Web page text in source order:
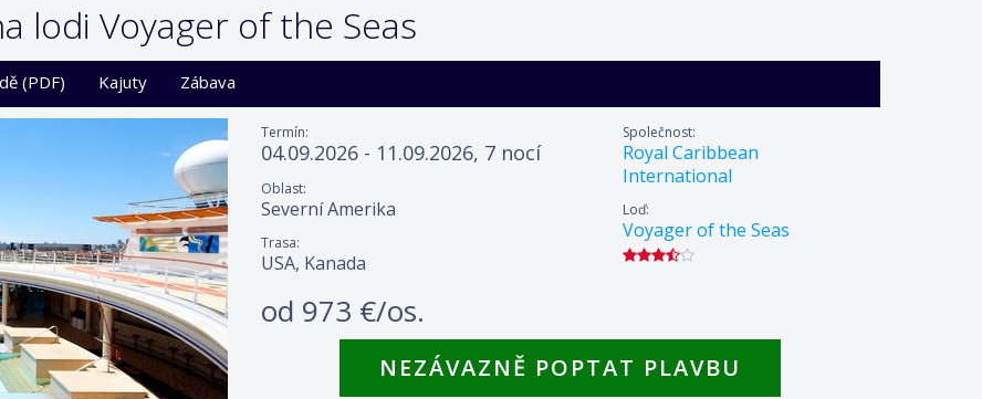
lodi Voyager of the Seas
(PDF) Kajuty Zábava
Termín:
04.09.2026 - 11.09.2026, 7 nocí
Oblast:
Severní Amerika
Trasa:
USA, Kanada
Společnost:
Royal Caribbean
International
Loď:
Voyager of the Seas
od 973 €/os.
NEZÁVAZNĚ POPTAT PLAVBU